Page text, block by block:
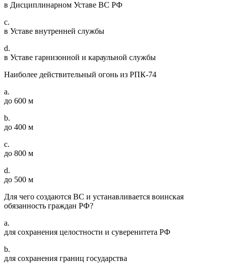
в Дисциплинарном Уставе ВС РФ
c.
в Уставе внутренней службы
d.
в Уставе гарнизонной и караульной службы
Наиболее действительный огонь из РПК-74
a.
до 600 м
b.
до 400 м
c.
до 800 м
d.
до 500 м
Для чего создаются ВС и устанавливается воинская
обязанность граждан РФ?
a.
для сохранения целостности и суверенитета РФ
b.
для сохранения границ государства